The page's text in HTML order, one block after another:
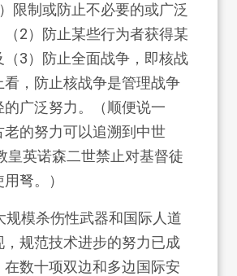
限制或防止不必要的或广泛
（2）防止某些行为者获得某
（3）防止全面战争，即核战
看，防止核战争是管理战争
广泛努力。（顺便说一
老的努力可以追溯到中世
皇英诺森二世禁止对基督徒
弩。）
规模杀伤性武器和国际人道
，规范技术进步的努力已成
在数十项双边和多边国际安